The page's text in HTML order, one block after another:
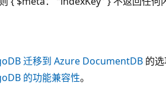
迁移到 Azure DocumentDB 的
的功能兼容性。